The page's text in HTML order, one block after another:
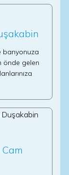
banyonuza
önde gelen